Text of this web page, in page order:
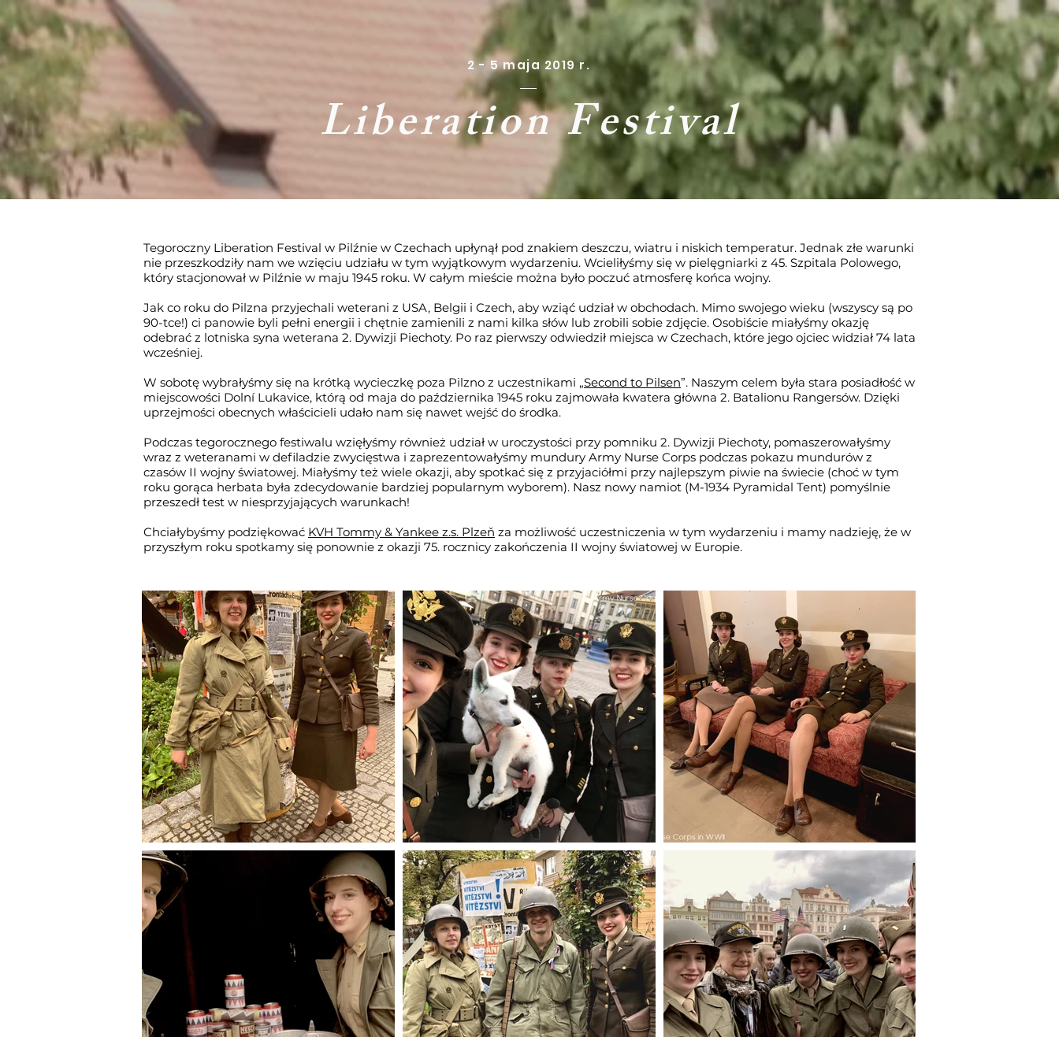
2 - 5 maja 2019 r.
Liberation Festival
Tegoroczny Liberation Festival w Pilźnie w Czechach upłynął pod znakiem deszczu, wiatru i niskich temperatur. Jednak złe warunki
nie przeszkodziły nam we wzięciu udziału w tym wyjątkowym wydarzeniu. Wcieliłyśmy się w pielęgniarki z 45. Szpitala Polowego,
który stacjonował w Pilźnie w maju 1945 roku. W całym mieście można było poczuć atmosferę końca wojny.
Jak co roku do Pilzna przyjechali weterani z USA, Belgii i Czech, aby wziąć udział w obchodach. Mimo swojego wieku (wszyscy są po
90-tce!) ci panowie byli pełni energii i chętnie zamienili z nami kilka słów lub zrobili sobie zdjęcie. Osobiście miałyśmy okazję
odebrać z lotniska syna weterana 2. Dywizji Piechoty. Po raz pierwszy odwiedził miejsca w Czechach, które jego ojciec widział 74 lata
wcześniej.
W sobotę wybrałyśmy się na krótką wycieczkę poza Pilzno z uczestnikami „Second to Pilsen”. Naszym celem była stara posiadłość w
miejscowości Dolní Lukavice, którą od maja do października 1945 roku zajmowała kwatera główna 2. Batalionu Rangersów. Dzięki
uprzejmości obecnych właścicieli udało nam się nawet wejść do środka.
Podczas tegorocznego festiwalu wzięłyśmy również udział w uroczystości przy pomniku 2. Dywizji Piechoty, pomaszerowałyśmy
wraz z weteranami w defiladzie zwycięstwa i zaprezentowałyśmy mundury Army Nurse Corps podczas pokazu mundurów z
czasów II wojny światowej. Miałyśmy też wiele okazji, aby spotkać się z przyjaciółmi przy najlepszym piwie na świecie (choć w tym
roku gorąca herbata była zdecydowanie bardziej popularnym wyborem). Nasz nowy namiot (M-1934 Pyramidal Tent) pomyślnie
przeszedł test w niesprzyjających warunkach!
Chciałybyśmy podziękować KVH Tommy & Yankee z.s. Plzeň za możliwość uczestniczenia w tym wydarzeniu i mamy nadzieję, że w
przyszłym roku spotkamy się ponownie z okazji 75. rocznicy zakończenia II wojny światowej w Europie.